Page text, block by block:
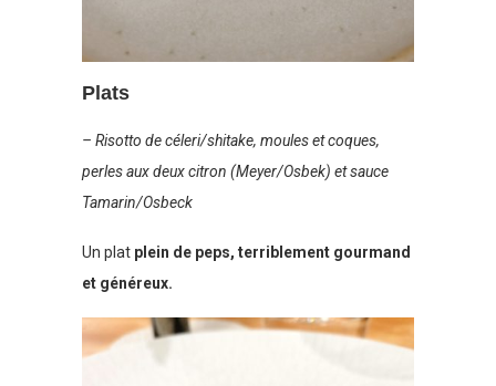
Plats
– Risotto de céleri/shitake, moules et coques,
perles aux deux citron (Meyer/Osbek) et sauce
Tamarin/Osbeck
Un plat plein de peps, terriblement gourmand
et généreux.